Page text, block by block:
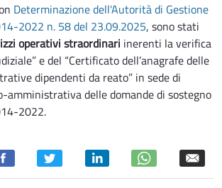
Determinazione dell'Autorità di Gestione
2022 n. 58 del 23.09.2025, sono stati
operativi straordinari inerenti la verifica
e del “Certificato dell’anagrafe delle
dipendenti da reato” in sede di
delle domande di sostegno
2022.